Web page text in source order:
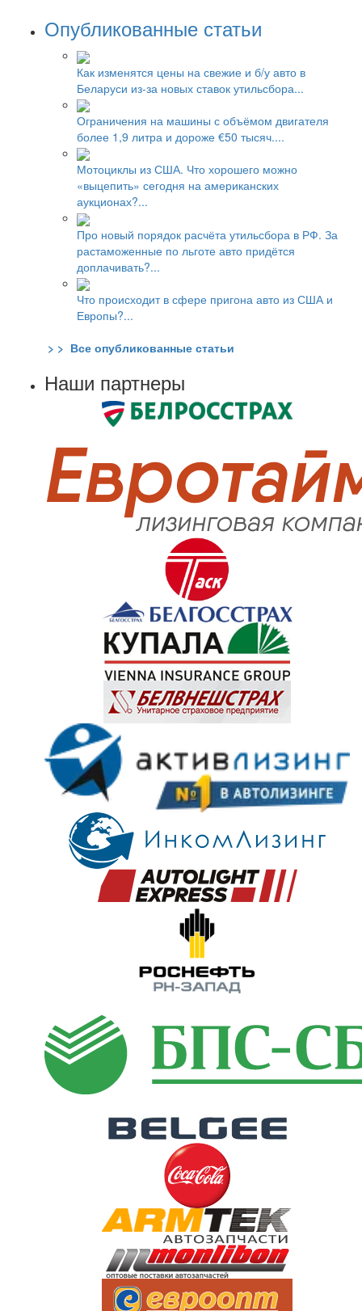
Опубликованные статьи
Как изменятся цены на свежие и б/у авто в
Беларуси из-за новых ставок утильсбора...
Ограничения на машины с объёмом двигателя
более 1,9 литра и дороже €50 тысяч....
Мотоциклы из США. Что хорошего можно
«выцепить» сегодня на американских
аукционах?...
Про новый порядок расчёта утильсбора в РФ. За
растаможенные по льготе авто придётся
доплачивать?...
Что происходит в сфере пригона авто из США и
Европы?...
> > Все опубликованные статьи
Наши партнеры